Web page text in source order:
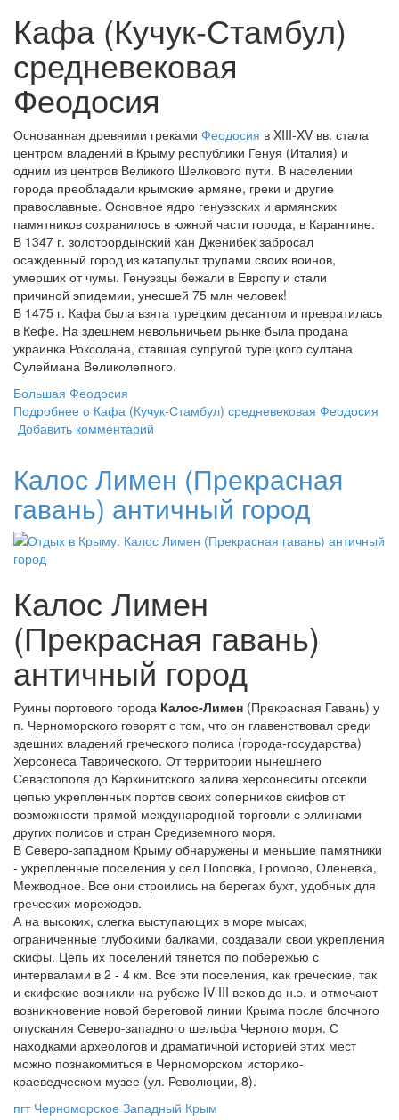
Кафа (Кучук-Стамбул)
средневековая
Феодосия
Основанная древними греками Феодосия в XIII-XV вв. стала
центром владений в Крыму республики Генуя (Италия) и
одним из центров Великого Шелкового пути. В населении
города преобладали крымские армяне, греки и другие
православные. Основное ядро генуэзских и армянских
памятников сохранилось в южной части города, в Карантине.
В 1347 г. золотоордынский хан Дженибек забросал
осажденный город из катапульт трупами своих воинов,
умерших от чумы. Генуэзцы бежали в Европу и стали
причиной эпидемии, унесшей 75 млн человек!
В 1475 г. Кафа была взята турецким десантом и превратилась
в Кефе. На здешнем невольничьем рынке была продана
украинка Роксолана, ставшая супругой турецкого султана
Сулеймана Великолепного.
Большая Феодосия
Подробнее о Кафа (Кучук-Стамбул) средневековая Феодосия
Добавить комментарий
Калос Лимен (Прекрасная
гавань) античный город
Калос Лимен
(Прекрасная гавань)
античный город
Руины портового города Калос-Лимен (Прекрасная Гавань) у
п. Черноморского говорят о том, что он главенствовал среди
здешних владений греческого полиса (города-государства)
Херсонеса Таврического. От территории нынешнего
Севастополя до Каркинитского залива херсонеситы отсекли
цепью укрепленных портов своих соперников скифов от
возможности прямой международной торговли с эллинами
других полисов и стран Средиземного моря.
В Северо-западном Крыму обнаружены и меньшие памятники
- укрепленные поселения у сел Поповка, Громово, Оленевка,
Межводное. Все они строились на берегах бухт, удобных для
греческих мореходов.
А на высоких, слегка выступающих в море мысах,
ограниченные глубокими балками, создавали свои укрепления
скифы. Цепь их поселений тянется по побережью с
интервалами в 2 - 4 км. Все эти поселения, как греческие, так
и скифские возникли на рубеже IV-III веков до н.э. и отмечают
возникновение новой береговой линии Крыма после блочного
опускания Северо-западного шельфа Черного моря. С
находками археологов и драматичной историей этих мест
можно познакомиться в Черноморском историко-
краеведческом музее (ул. Революции, 8).
пгт Черноморское Западный Крым